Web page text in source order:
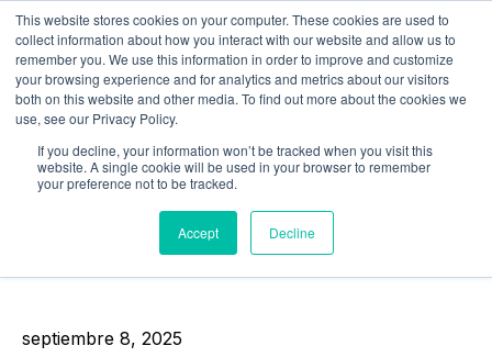
This website stores cookies on your computer. These cookies are used to
collect information about how you interact with our website and allow us to
remember you. We use this information in order to improve and customize
your browsing experience and for analytics and metrics about our visitors
both on this website and other media. To find out more about the cookies we
use, see our Privacy Policy.
If you decline, your information won’t be tracked when you visit this
website. A single cookie will be used in your browser to remember
your preference not to be tracked.
Accept Decline
Open
septiembre 8, 2025